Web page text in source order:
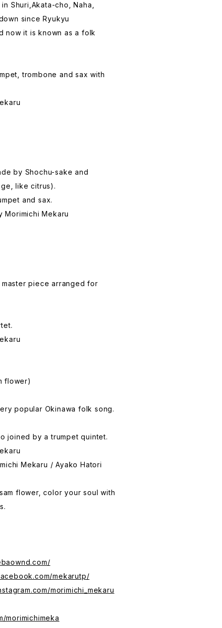
Shuri,Akata-cho, Naha,
since Ryukyu
now it is known as a folk
trombone and sax with
by Shochu-sake and
like citrus).
and sax.
Morimichi Mekaru
master piece arranged for
flower)
popular Okinawa folk song.
joined by a trumpet quintet.
Mekaru / Ayako Hatori
flower, color your soul with
mekarutp/
morimichi_mekaru
morimichimeka